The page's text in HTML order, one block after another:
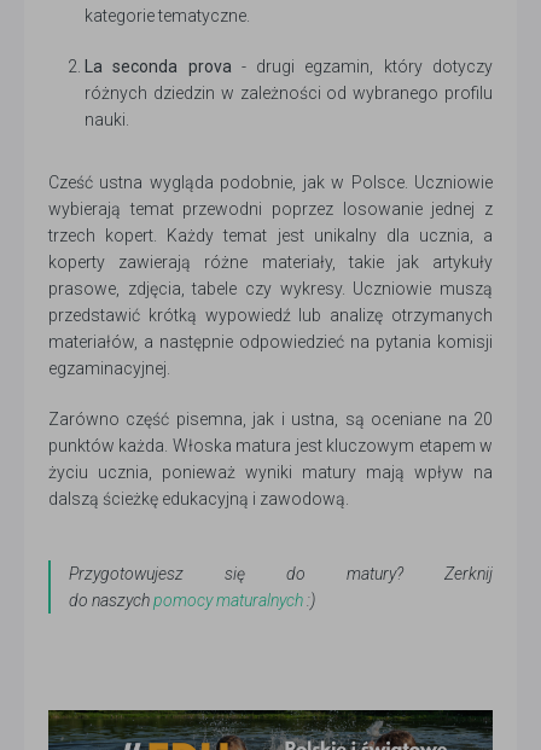
kategorie tematyczne.
La seconda prova - drugi egzamin, który dotyczy
różnych dziedzin w zależności od wybranego profilu
nauki.
Cześć ustna wygląda podobnie, jak w Polsce. Uczniowie
wybierają temat przewodni poprzez losowanie jednej z
trzech kopert. Każdy temat jest unikalny dla ucznia, a
koperty zawierają różne materiały, takie jak artykuły
prasowe, zdjęcia, tabele czy wykresy. Uczniowie muszą
przedstawić krótką wypowiedź lub analizę otrzymanych
materiałów, a następnie odpowiedzieć na pytania komisji
egzaminacyjnej.
Zarówno część pisemna, jak i ustna, są oceniane na 20
punktów każda. Włoska matura jest kluczowym etapem w
życiu ucznia, ponieważ wyniki matury mają wpływ na
dalszą ścieżkę edukacyjną i zawodową.
Przygotowujesz się do matury? Zerknij
do naszychpomocy maturalnych :)